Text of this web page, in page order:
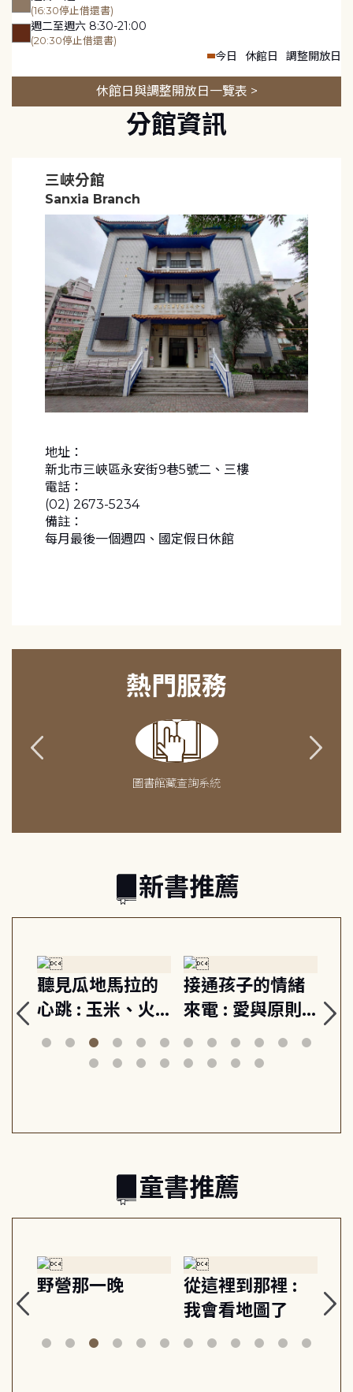
(16:30停止借還書)
週二至週六 8:30-21:00
(20:30停止借還書)
今日 休館日 調整開放日
休館日與調整開放日一覽表 >
分館資訊
三峽分館
Sanxia Branch
地址：
新北市三峽區永安街9巷5號二、三樓
電話：
(02) 2673-5234
備註：
每月最後一個週四、國定假日休館
熱門服務
圖書館藏查詢系統
新書推薦
聽見瓜地馬拉的
心跳 : 玉米、火
山與信仰, 外交官
筆下的現代馬雅
接通孩子的情緒
來電 : 愛與原則,
建立教養的安定
節奏 22個行動練
關
童書推薦
野營那一晚
從這裡到那裡 :
我會看地圖了
美